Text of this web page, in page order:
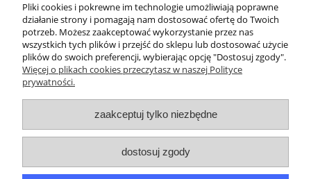
Pomoc
Płatności i dostawa
Informacje
Pliki cookies i pokrewne im technologie umożliwiają poprawne
działanie strony i pomagają nam dostosować ofertę do Twoich
potrzeb. Możesz zaakceptować wykorzystanie przez nas
wszystkich tych plików i przejść do sklepu lub dostosować użycie
plików do swoich preferencji, wybierając opcję "Dostosuj zgody".
Więcej o plikach cookies przeczytasz w naszej Polityce
prywatności.
zaakceptuj tylko niezbędne
dostosuj zgody